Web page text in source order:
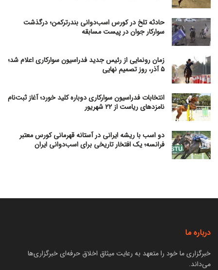
حادثه تلخ در کورس اسب‌دوانی بندرترکمن؛ درگذشت
سوارکار جوان در پیست مسابقه
زمان رونمایی از رئیس جدید فدراسیون سوارکاری اعلام شد؛
۵ آذر، روز تصمیم نهایی
انتخابات فدراسیون سوارکاری دوباره کلید خورد؛ آغاز ثبت‌نام
نامزدهای ریاست از ۲۲ شهریور
دو اسب با ریشه ایرانی در آستانه قهرمانی کورس معتبر
فرانسه؛ یک افتخار تاریخی برای اسب‌دوانی ایران
درباره ما
خبرگزاری ما خود را متعهد به رعایت میثاق اخلاق حرفه‌ای خبرگزاری‌ها
می‌داند.